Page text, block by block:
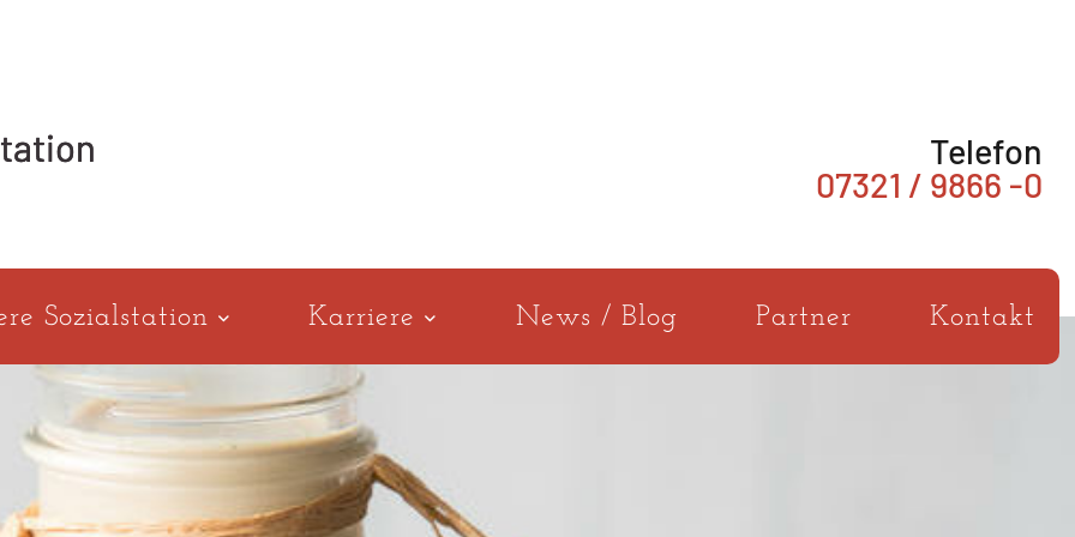
Telefon
07321 / 9866 -0
Sozialstation Karriere News / Blog Partner Kontakt